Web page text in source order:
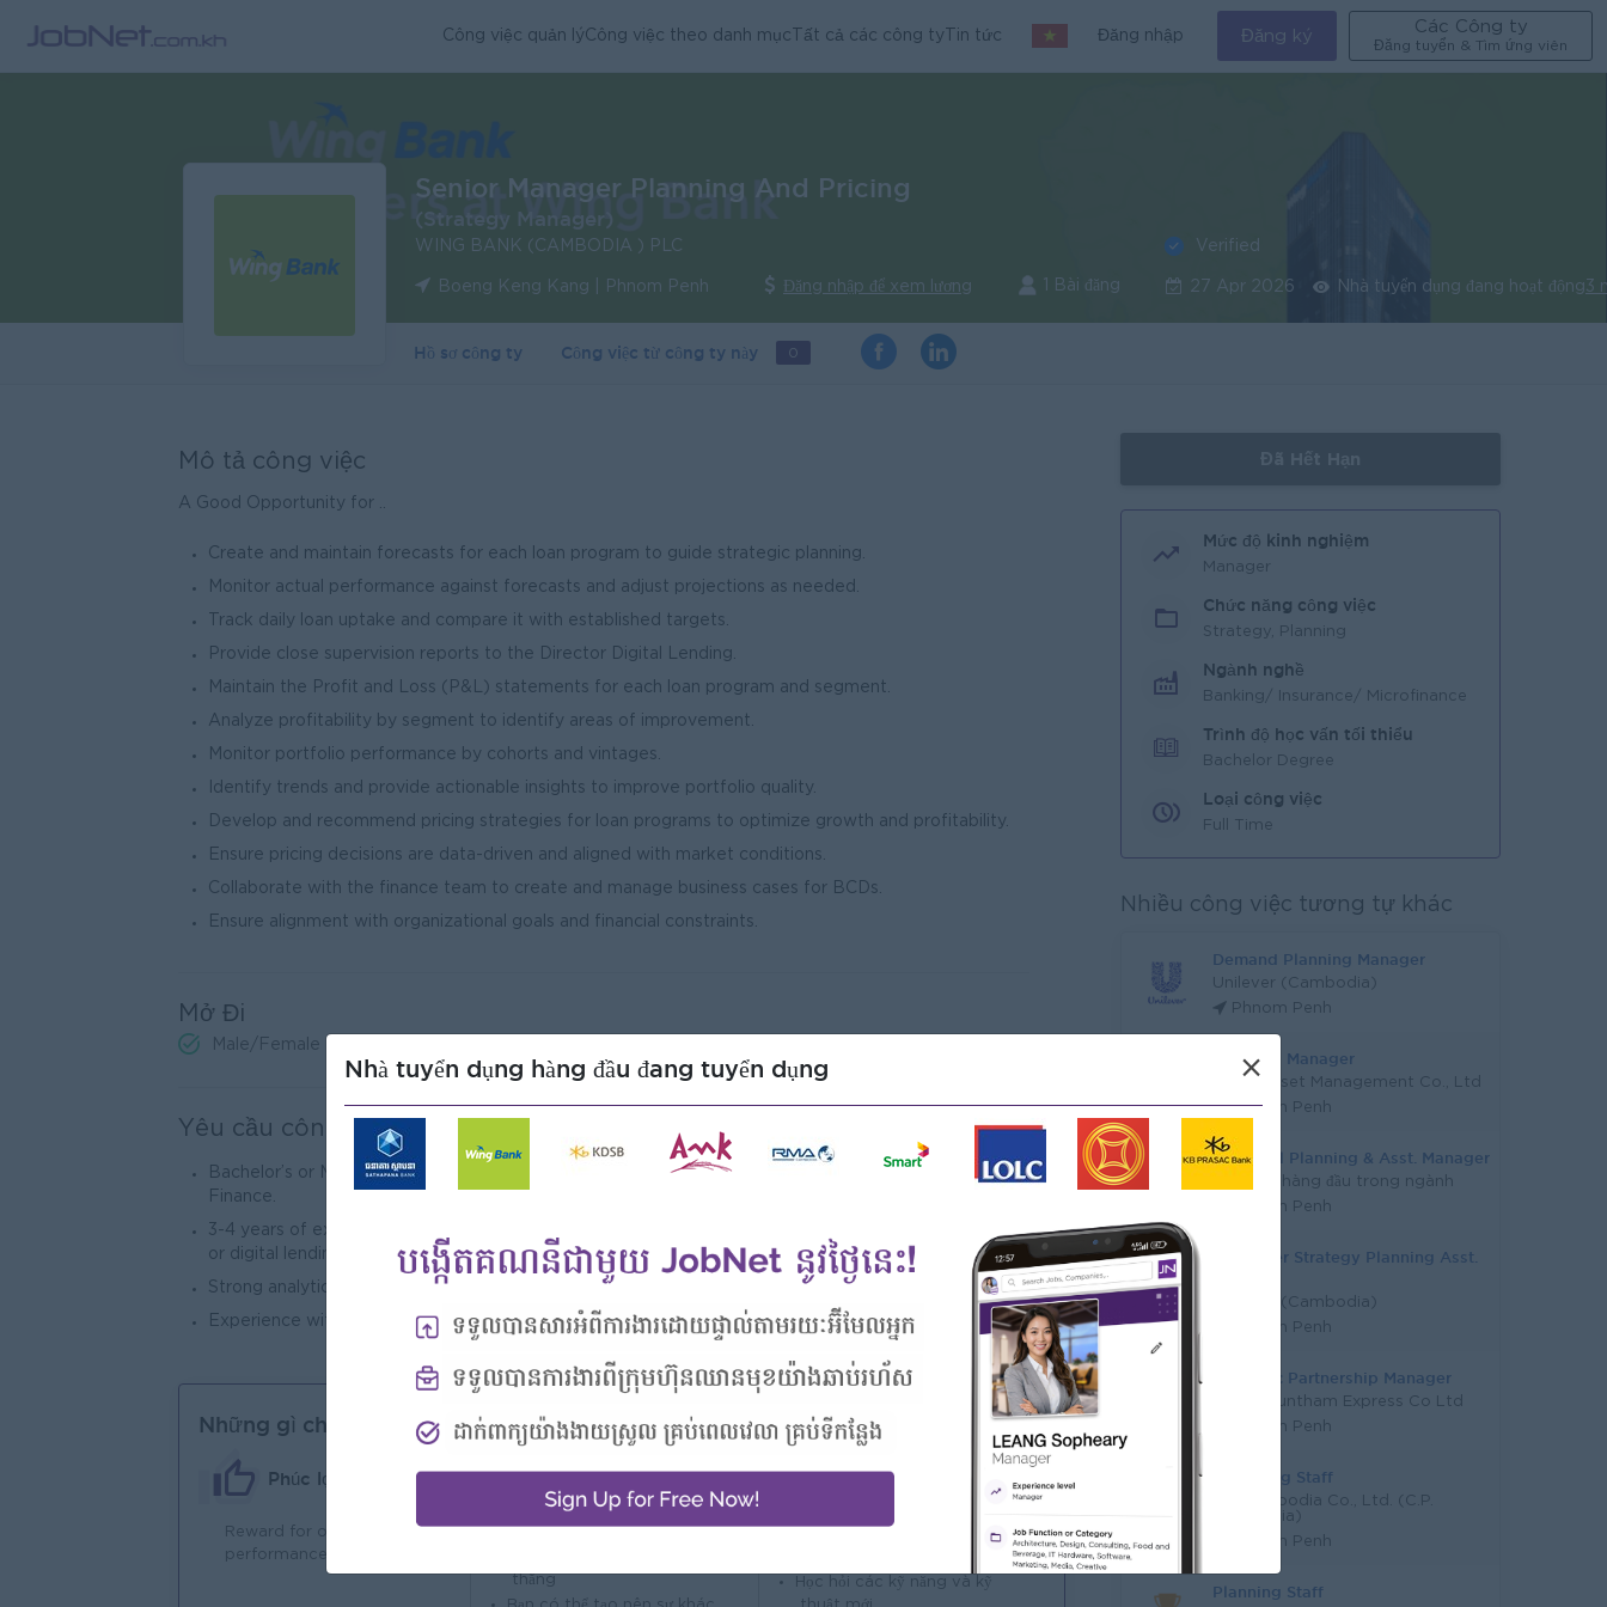
Công việc quản lýCông việc theo danh mục Tất cả các công ty Tin tức Đăng nhập Đăng ký
Các Công ty
Đăng tuyển & Tìm ứng viên
Senior Manager Planning And Pricing
(Strategy Manager)
WING BANK (CAMBODIA ) PLC
Boeng Keng Kang | Phnom Penh Đăng nhập để xem lương 1 Bài đăng
Verified
27 Apr 2026 Nhà tuyển dụng đang hoạt động3
Hồ sơ công ty Công việc từ công ty này 0
Mô tả công việc
A Good Opportunity for ..
Create and maintain forecasts for each loan program to guide strategic planning.
Monitor actual performance against forecasts and adjust projections as needed.
Track daily loan uptake and compare it with established targets.
Provide close supervision reports to the Director Digital Lending.
Maintain the Profit and Loss (P&L) statements for each loan program and segment.
Analyze profitability by segment to identify areas of improvement.
Monitor portfolio performance by cohorts and vintages.
Identify trends and provide actionable insights to improve portfolio quality.
Develop and recommend pricing strategies for loan programs to optimize growth and profitability.
Ensure pricing decisions are data-driven and aligned with market conditions.
Collaborate with the finance team to create and manage business cases for BCDs.
Ensure alignment with organizational goals and financial constraints.
Mở Đi
Male/Female
Yêu cầu công việc
Bachelor’s or Master’s degree in Business Administration (BBA/MBA) with a focus on Banking and
Finance.
3-4 years of experience in the banking sector, preferably in roles involving financial planning, pricing,
or digital lending.
Strong analytical skills with proficiency in financial modeling and forecasting.
Experience with P&L management and portfolio analysis.
Những gì chúng tôi có thể cung cấp
Phúc lợi
Reward for over
performance
Làm nổi bật
thắng
Cơ hội nghề nghiệp
Học hỏi các kỹ năng và kỹ
Mức độ kinh nghiệm
Manager
Chức năng công việc
Strategy, Planning
Ngành nghề
Banking/ Insurance/ Microfinance
Trình độ học vấn tối thiểu
Bachelor Degree
Loại công việc
Full Time
Nhiều công việc tương tự khác
Demand Planning Manager
Unilever (Cambodia)
Phnom Penh
Planning Manager
Mega Asset Management Co., Ltd
Phnom Penh
Financial Planning & Asst. Manager
Công ty hàng đầu trong ngành
Phnom Penh
Customer Strategy Planning Asst.
Unilever (Cambodia)
Phnom Penh
Strategic Partnership Manager
Vireak Buntham Express Co Ltd
Phnom Penh
Marketing Staff
CP Cambodia Co., Ltd. (C.P.
Cambodia)
Phnom Penh
Planning Staff
Nhà tuyển dụng hàng đầu đang tuyển dụng ×